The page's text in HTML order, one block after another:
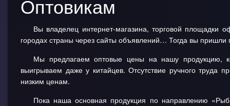
Оптовикам
Вы владелец интернет-магазина, торговой площадки
городах страны через сайты объявлений… Тогда вы пришли
Мы предлагаем оптовые цены на нашу продукцию,
выигрываем даже у китайцев. Отсутствие ручного труда
низким ценам.
Пока наша основная продукция по направлению